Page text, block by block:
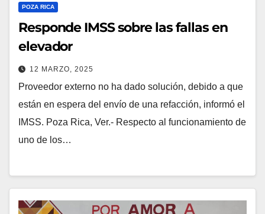
POZA RICA
Responde IMSS sobre las fallas en
elevador
12 MARZO, 2025
Proveedor externo no ha dado solución, debido a que
están en espera del envío de una refacción, informó el
IMSS. Poza Rica, Ver.- Respecto al funcionamiento de
uno de los…